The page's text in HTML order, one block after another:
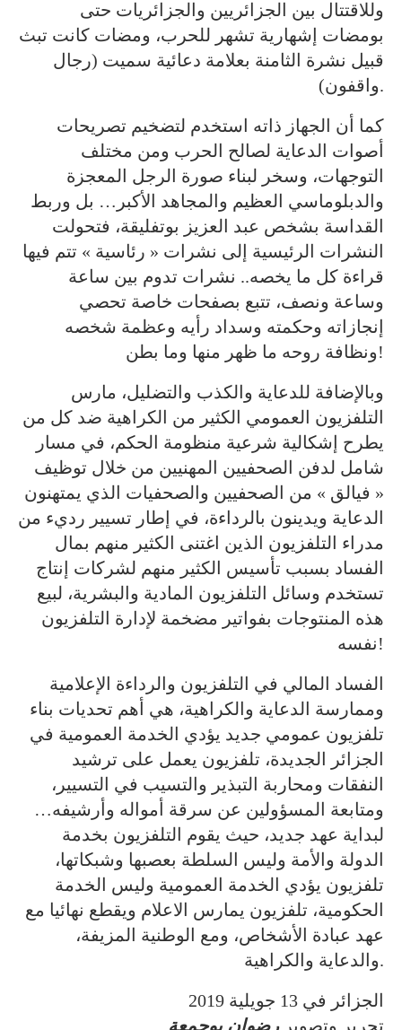
وللاقتتال بين الجزائريين والجزائريات حتى
بومضات إشهارية تشهر للحرب، ومضات كانت تبث
قبيل نشرة الثامنة بعلامة دعائية سميت (رجال
واقفون).
كما أن الجهاز ذاته استخدم لتضخيم تصريحات
أصوات الدعاية لصالح الحرب ومن مختلف
التوجهات، وسخر لبناء صورة الرجل المعجزة
والدبلوماسي العظيم والمجاهد الأكبر… بل وربط
القداسة بشخص عبد العزيز بوتفليقة، فتحولت
النشرات الرئيسية إلى نشرات « رئاسية » تتم فيها
قراءة كل ما يخصه.. نشرات تدوم بين ساعة
وساعة ونصف، تتبع بصفحات خاصة تحصي
إنجازاته وحكمته وسداد رأيه وعظمة شخصه
ونظافة روحه ما ظهر منها وما بطن!
وبالإضافة للدعاية والكذب والتضليل، مارس
التلفزيون العمومي الكثير من الكراهية ضد كل من
يطرح إشكالية شرعية منظومة الحكم، في مسار
شامل لدفن الصحفيين المهنيين من خلال توظيف
« فيالق » من الصحفيين والصحفيات الذي يمتهنون
الدعاية ويدينون بالرداءة، في إطار تسيير رديء من
مدراء التلفزيون الذين اغتنى الكثير منهم بمال
الفساد بسبب تأسيس الكثير منهم لشركات إنتاج
تستخدم وسائل التلفزيون المادية والبشرية، لبيع
هذه المنتوجات بفواتير مضخمة لإدارة التلفزيون
نفسه!
الفساد المالي في التلفزيون والرداءة الإعلامية
وممارسة الدعاية والكراهية، هي أهم تحديات بناء
تلفزيون عمومي جديد يؤدي الخدمة العمومية في
الجزائر الجديدة، تلفزيون يعمل على ترشيد
النفقات ومحاربة التبذير والتسيب في التسيير،
ومتابعة المسؤولين عن سرقة أمواله وأرشيفه…
لبداية عهد جديد، حيث يقوم التلفزيون بخدمة
الدولة والأمة وليس السلطة بعصبها وشبكاتها،
تلفزيون يؤدي الخدمة العمومية وليس الخدمة
الحكومية، تلفزيون يمارس الاعلام ويقطع نهائيا مع
عهد عبادة الأشخاص، ومع الوطنية المزيفة،
والدعاية والكراهية.
الجزائر في 13 جويلية 2019
تحرير وتصويررضوان بوجمعة